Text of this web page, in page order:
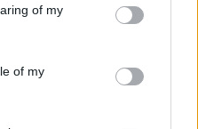
of my
of my
Csiki Varga
elemzőjével és az
tudományos
legfrissebb epizódját